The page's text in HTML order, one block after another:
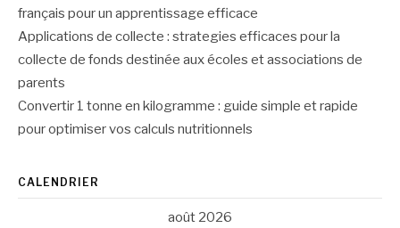
français pour un apprentissage efficace
Applications de collecte : strategies efficaces pour la
collecte de fonds destinée aux écoles et associations de
parents
Convertir 1 tonne en kilogramme : guide simple et rapide
pour optimiser vos calculs nutritionnels
CALENDRIER
août 2026